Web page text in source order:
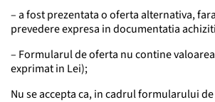
– a fost prezentata o oferta alternativa,
prevedere expresa in documentatia
– Formularul de oferta nu contine
exprimat in Lei);
Nu se accepta ca, in cadrul formularului